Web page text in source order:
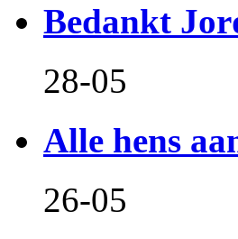
Bedankt
28-05
Alle hens
26-05